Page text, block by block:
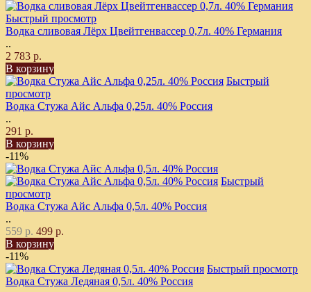
Быстрый просмотр
Водка сливовая Лёрх Цвейтгенвассер 0,7л. 40% Германия
..
2 783 р.
В корзину
Быстрый
просмотр
Водка Стужа Айс Альфа 0,25л. 40% Россия
..
291 р.
В корзину
-11%
Быстрый
просмотр
Водка Стужа Айс Альфа 0,5л. 40% Россия
..
559 р. 499 р.
В корзину
-11%
Быстрый просмотр
Водка Стужа Ледяная 0,5л. 40% Россия